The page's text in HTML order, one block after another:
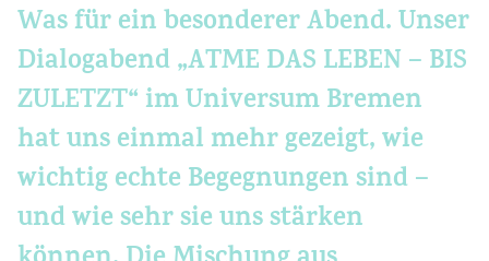
Was für ein besonderer Abend. Unser
Dialogabend „ATME DAS LEBEN – BIS
ZULETZT“ im Universum Bremen
hat uns einmal mehr gezeigt, wie
wichtig echte Begegnungen sind –
und wie sehr sie uns stärken